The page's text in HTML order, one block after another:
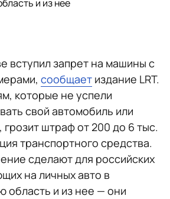
и из нее
вступил запрет на машины с
сообщает издание LRT.
которые не успели
свой автомобиль или
грозит штраф от 200 до 6 тыс.
транспортного средства.
сделают для российских
на личных авто в
область и из нее — они